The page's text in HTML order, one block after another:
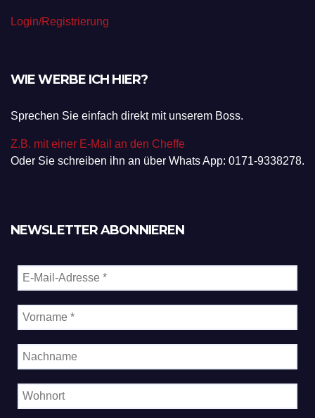
Login/Registrierung
WIE WERBE ICH HIER?
Sprechen Sie einfach direkt mit unserem Boss.
Z.B. mit einer E-Mail an den Cheffe
Oder Sie schreiben ihn an über Whats App: 0171-9338278.
NEWSLETTER ABONNIEREN